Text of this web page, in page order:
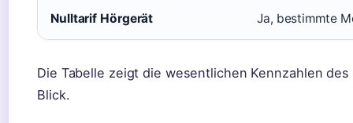
Nulltarif Hörgerät Ja, bestimmte
Die Tabelle zeigt die wesentlichen Kennzahlen
Blick.